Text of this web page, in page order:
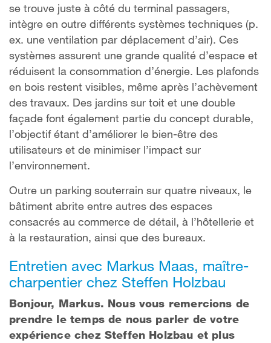
se trouve juste à côté du terminal passagers,
intègre en outre différents systèmes techniques (p.
ex. une ventilation par déplacement d’air). Ces
systèmes assurent une grande qualité d’espace et
réduisent la consommation d’énergie. Les plafonds
en bois restent visibles, même après l’achèvement
des travaux. Des jardins sur toit et une double
façade font également partie du concept durable,
l’objectif étant d’améliorer le bien-être des
utilisateurs et de minimiser l’impact sur
l’environnement.
Outre un parking souterrain sur quatre niveaux, le
bâtiment abrite entre autres des espaces
consacrés au commerce de détail, à l’hôtellerie et
à la restauration, ainsi que des bureaux.
Entretien avec Markus Maas, maître-
charpentier chez Steffen Holzbau
Bonjour, Markus. Nous vous remercions de
prendre le temps de nous parler de votre
expérience chez Steffen Holzbau et plus